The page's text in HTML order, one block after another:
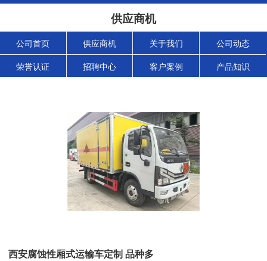
供应商机
公司首页 供应商机 关于我们 公司动态
荣誉认证 招聘中心 客户案例 产品知识
西安腐蚀性厢式运输车定制 品种多